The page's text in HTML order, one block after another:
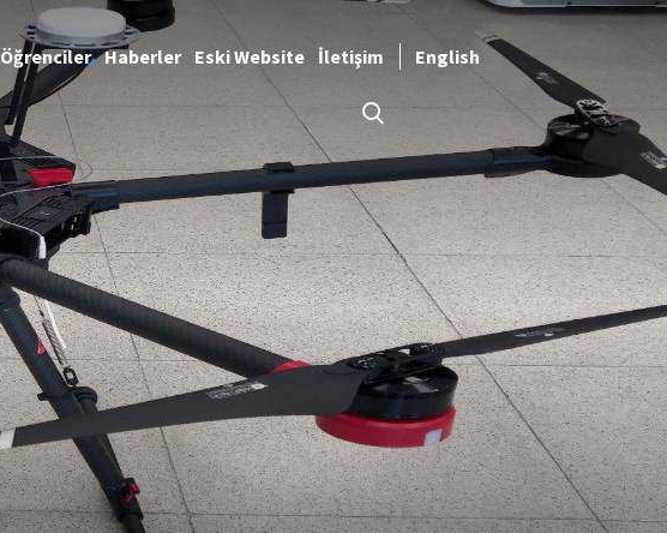
Öğrenciler Haberler Eski Website İletişim English